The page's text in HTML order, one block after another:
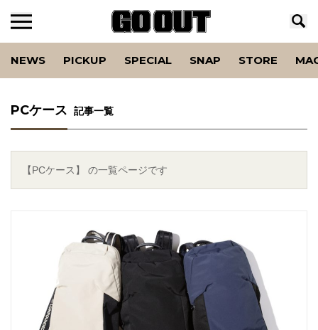
NEWS PICKUP SPECIAL SNAP STORE
PCケース 記事一覧
【PCケース】 の一覧ページです